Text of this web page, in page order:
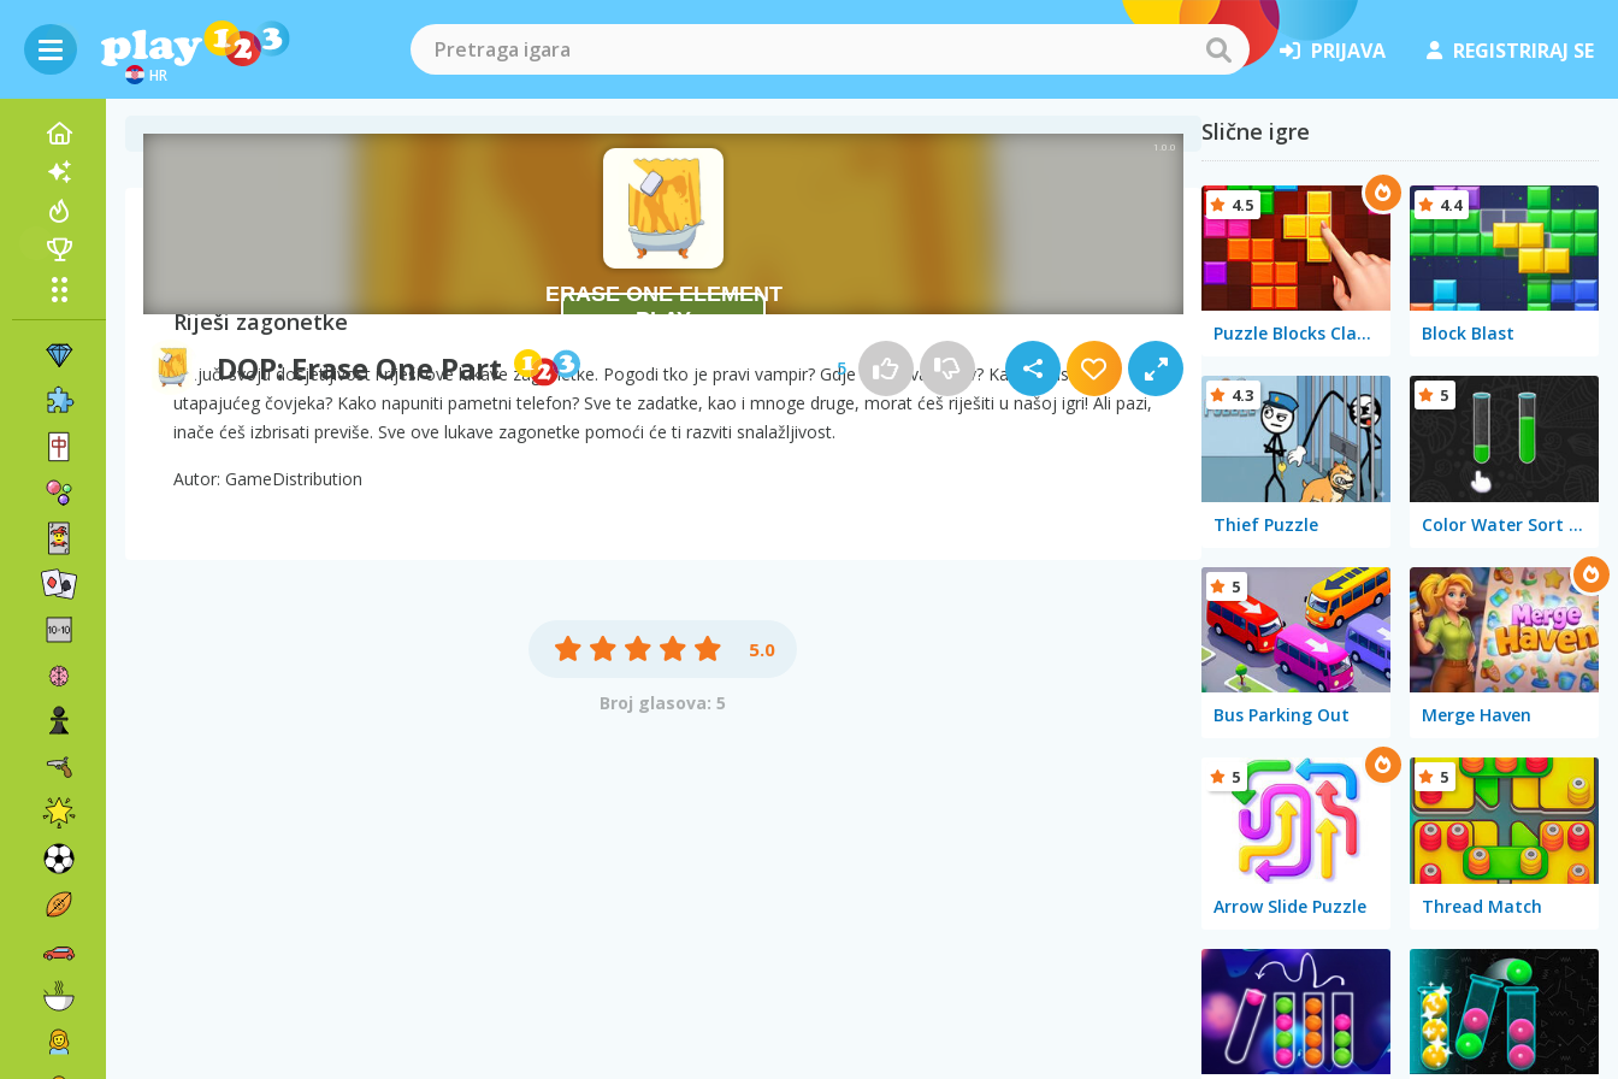
HR
PRIJAVA REGISTRIRAJ SE
DOP: Erase One Part 5
O igri DOP: Erase One Part
Riješi zagonetke
Uključi svoju dosjetljivost i riješi ove lukave zagonetke. Pogodi tko je pravi vampir? Gdje se skriva lopov? Kako spasiti
utapajućeg čovjeka? Kako napuniti pametni telefon? Sve te zadatke, kao i mnoge druge, morat ćeš riješiti u našoj igri! Ali pazi,
inače ćeš izbrisati previše. Sve ove lukave zagonetke pomoći će ti razviti snalažljivost.
Autor: GameDistribution
5.0
Broj glasova: 5
Slične igre
Puzzle Blocks Classic
4.5
Block Blast
4.4
Thief Puzzle
4.3
Color Water Sort 3D
5
Bus Parking Out
5
Merge Haven
Arrow Slide Puzzle
5
Thread Match
5